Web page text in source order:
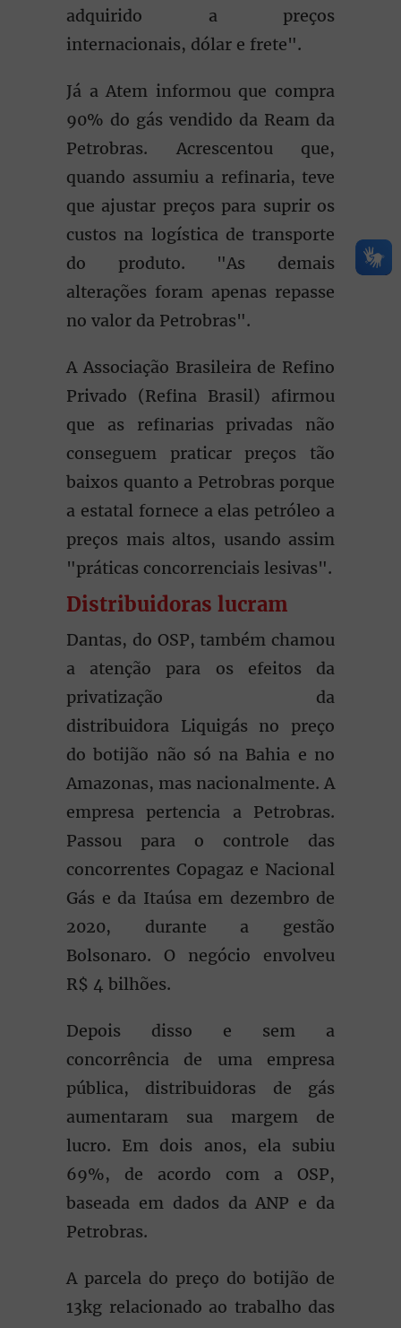
adquirido a preços
internacionais, dólar e frete".
Já a Atem informou que compra
90% do gás vendido da Ream da
Petrobras. Acrescentou que,
quando assumiu a refinaria, teve
que ajustar preços para suprir os
custos na logística de transporte
do produto. "As demais
alterações foram apenas repasse
no valor da Petrobras".
A Associação Brasileira de Refino
Privado (Refina Brasil) afirmou
que as refinarias privadas não
conseguem praticar preços tão
baixos quanto a Petrobras porque
a estatal fornece a elas petróleo a
preços mais altos, usando assim
"práticas concorrenciais lesivas".
Distribuidoras lucram
Dantas, do OSP, também chamou
a atenção para os efeitos da
privatização da
distribuidora Liquigás no preço
do botijão não só na Bahia e no
Amazonas, mas nacionalmente. A
empresa pertencia a Petrobras.
Passou para o controle das
concorrentes Copagaz e Nacional
Gás e da Itaúsa em dezembro de
2020, durante a gestão
Bolsonaro. O negócio envolveu
R$ 4 bilhões.
Depois disso e sem a
concorrência de uma empresa
pública, distribuidoras de gás
aumentaram sua margem de
lucro. Em dois anos, ela subiu
69%, de acordo com a OSP,
baseada em dados da ANP e da
Petrobras.
A parcela do preço do botijão de
13kg relacionado ao trabalho das